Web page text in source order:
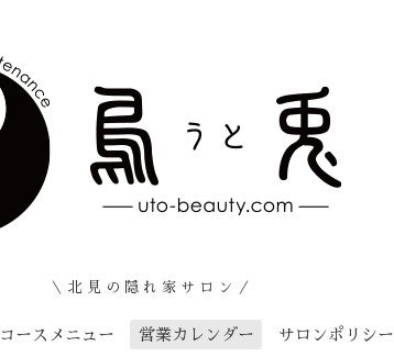
＼ 北 見 の 隠 れ 家 サ ロ ン ／
コースメニュー 営業カレンダー サロンポリシー